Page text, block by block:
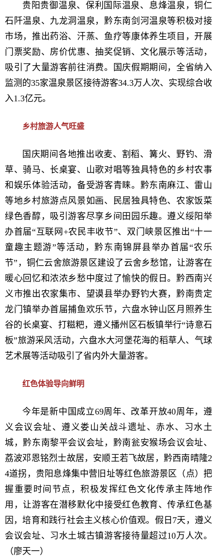
贵阳贵御温泉、保利国际温泉、息烽温泉，铜仁
石阡温泉、九龙洞温泉，黔东南剑河温泉等积极对接
市场，推出药浴、汗蒸、鱼疗等康体养生项目，开展
门票奖励、房价优惠、抽奖促销、文化展示等活动，
吸引了大量游客前往消费。国庆假期期间，全省纳入
监测的35家温泉景区接待游客34.3万人次、实现综合收
入1.3亿元。
乡村旅游人气旺盛
国庆期间各地推出收麦、割稻、篝火、野钓、滑
草、骑马、长桌宴、山歌对唱等独具特色的乡村农事
和娱乐体验活动，备受游客青睐。黔东南麻江、雷山
等地乡村旅游点风景如画、民居独具特色、农家饭菜
绿色香醇，吸引游客尽享乡间田园乐趣。遵义绥阳举
办首届“互联网+农民丰收节”、双门峡景区推出“十一
童趣主题游”等活动，黔东南锦屏县举办首届“农乐
节”，铜仁云舍旅游景区建设了云舍乡愁馆，让游客在
暖心回忆和浓浓乡愁中度过了愉快的假日。黔西南兴
义市推出农家集市、望谟县举办野钓大赛，黔南贵定
龙门镇举办首届捕鱼欢乐节，六盘水钟山区月照养生
谷的长桌宴、打糍粑，遵义播州区石板镇举行“诗意石
板”旅游采风活动，六盘水大河堡花海的稻草人、气球
艺术展等活动吸引了省内外大量游客。
红色体验导向鲜明
今年是新中国成立69周年、改革开放40周年，遵
义会议会址、遵义娄山关战斗遗址、赤水、习水土
城，黔东南黎平会议会址，黔南瓮安猴场会议会址、
荔波邓恩铭烈士故居，安顺王若飞故居，黔西南晴隆2
4道拐，贵阳息烽集中营旧址等红色旅游景区（点）把
握重要时间节点，积极发挥红色文化传承主阵地作
用，让游客在潜移默化中接受红色教育、传承红色基
因，培育和践行社会主义核心价值观。假日7天，遵义
会议会址、习水土城古镇游客接待量超过10万人次。
（廖天一）